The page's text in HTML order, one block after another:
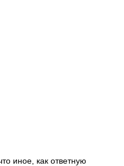
иное, как ответную